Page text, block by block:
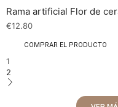
Rama artificial Flor de
€12.80
COMPRAR EL PRODUCTO
1
2